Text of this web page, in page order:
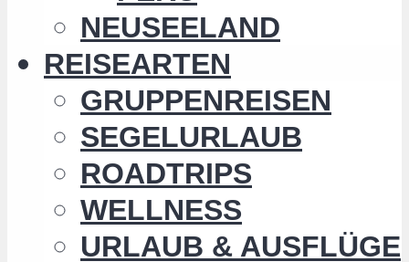
NEUSEELAND
REISEARTEN
GRUPPENREISEN
SEGELURLAUB
ROADTRIPS
WELLNESS
URLAUB & AUSFLÜGE